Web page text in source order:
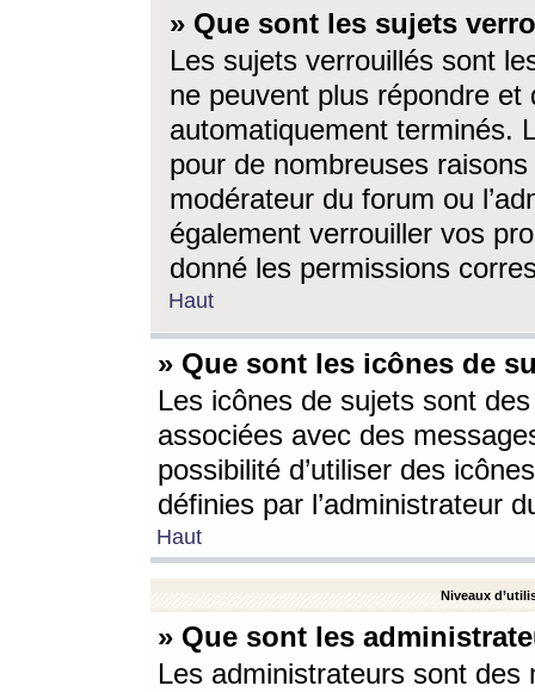
» Que sont les sujets
Les sujets verrouillés sont
ne peuvent plus répondre
automatiquement terminés.
pour de nombreuses
modérateur du forum ou
également verrouiller vos
donné les permissions
Haut
» Que sont les icônes de
Les icônes de sujets sont
associées avec des
possibilité d’utiliser des
définies par l’administrateur
Haut
Niveaux
» Que sont les
Les administrateurs sont